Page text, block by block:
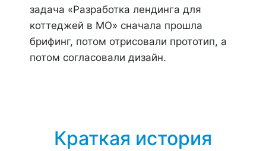
задача «Разработка лендинга для
коттеджей в МО» сначала прошла
брифинг, потом отрисовали прототип, а
потом согласовали дизайн.
Краткая история